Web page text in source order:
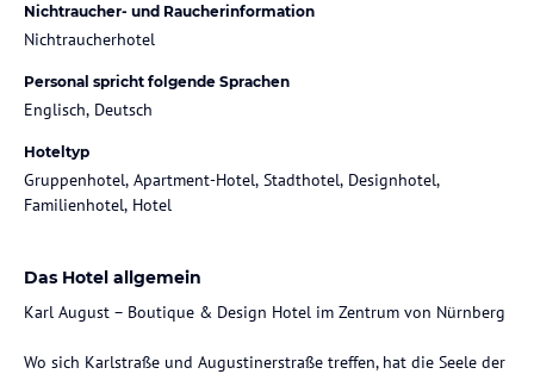
Nichtraucher- und Raucherinformation
Nichtraucherhotel
Personal spricht folgende Sprachen
Englisch, Deutsch
Hoteltyp
Gruppenhotel, Apartment-Hotel, Stadthotel, Designhotel,
Familienhotel, Hotel
Das Hotel allgemein
Karl August – Boutique & Design Hotel im Zentrum von Nürnberg
Wo sich Karlstraße und Augustinerstraße treffen, hat die Seele der